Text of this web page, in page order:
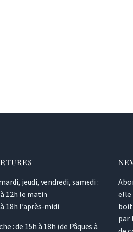
jeudi, vendredi, samedi :
12h le matin
18h l’après-midi
: de 15h à 18h (de Pâques à
elle
par